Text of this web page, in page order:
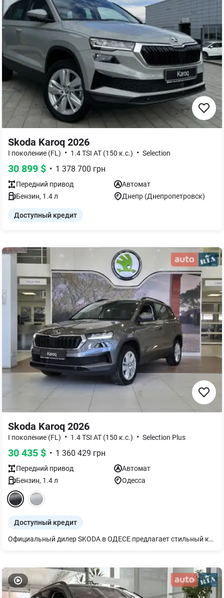
Skoda Karoq 2026
I поколение (FL) • 1.4 TSI AT (150 к.с.) • Selection
30 899 $ • 1 378 700 грн
Передний привод
Автомат
Бензин, 1.4л Днепр (Днепропетровск)
Доступный кредит
Skoda Karoq 2026
I поколение (FL) • 1.4 TSI AT (150 к.с.) • Selection Plus
30 435 $ • 1 360 429 грн
Передний привод
Автомат
Бензин, 1.4л Одесса
Доступный кредит
Официальный дилер SKODA в ОДЕСЕ предлагает стильный компактный внедорожник Karoq, в следующей комплектации: - камера заднего вида; - активные системы безопасности ESC (вкл.ABS+MSR+ASR+EDS+HBA+XDS); - 6 подушек безопасности; - Двухзонный климат-контроль; - подогрев всех сидений и лобового стекла; - задний и передний парктроник с системой экстренного торможения; -система "FRONT ASSIST" - оптика LED; - LED задняя оптика; - датчик света и датчик дождя; - датчик давления в шинах; -круиз-контроль с ограничителем скорости; - легкосплавные диски R-17; - Информационная система 8,0' емкостный сенсорный цветной дисплей, система APPLE CARPLAY, ANDROID-AUTO.